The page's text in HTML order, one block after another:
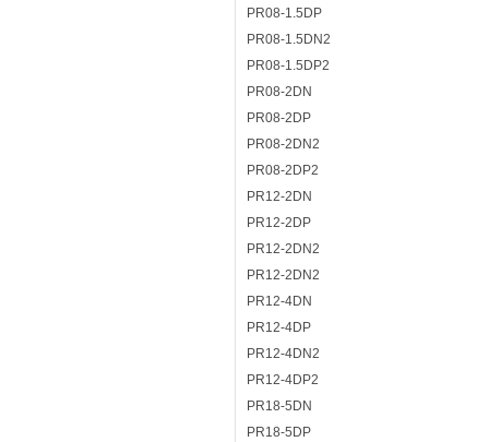
PR08-1.5DP
PR08-1.5DN2
PR08-1.5DP2
PR08-2DN
PR08-2DP
PR08-2DN2
PR08-2DP2
PR12-2DN
PR12-2DP
PR12-2DN2
PR12-2DN2
PR12-4DN
PR12-4DP
PR12-4DN2
PR12-4DP2
PR18-5DN
PR18-5DP